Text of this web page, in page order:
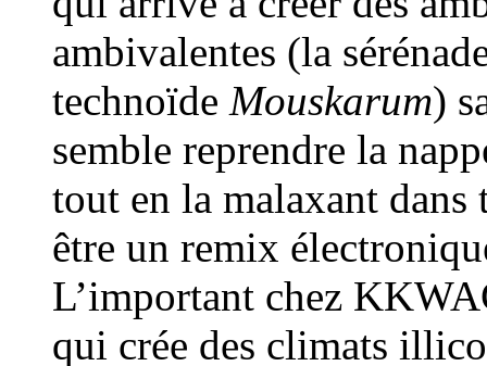
ambivalentes (la
technoïde Mouskarum)
semble reprendre la
tout en la malaxant dans
être un remix
L’important chez
qui crée des climats